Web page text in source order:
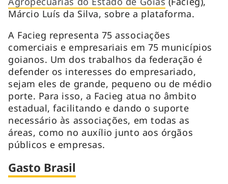
Márcio Luís da Silva, sobre a plataforma.
A Facieg representa 75 associações
comerciais e empresariais em 75 municípios
goianos. Um dos trabalhos da federação é
defender os interesses do empresariado,
sejam eles de grande, pequeno ou de médio
porte. Para isso, a Facieg atua no âmbito
estadual, facilitando e dando o suporte
necessário às associações, em todas as
áreas, como no auxílio junto aos órgãos
públicos e empresas.
Gasto Brasil